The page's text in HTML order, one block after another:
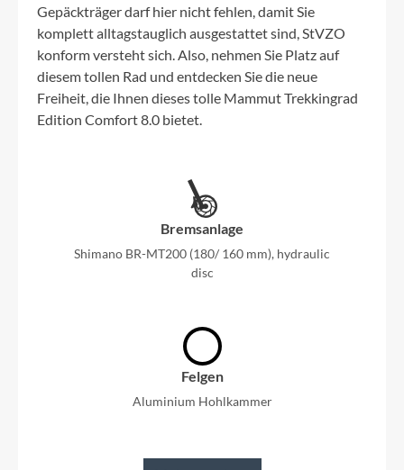
Gepäckträger darf hier nicht fehlen, damit Sie
komplett alltagstauglich ausgestattet sind, StVZO
konform versteht sich. Also, nehmen Sie Platz auf
diesem tollen Rad und entdecken Sie die neue
Freiheit, die Ihnen dieses tolle Mammut Trekkingrad
Edition Comfort 8.0 bietet.
Bremsanlage
Shimano BR-MT200 (180/ 160 mm), hydraulic
disc
Felgen
Aluminium Hohlkammer